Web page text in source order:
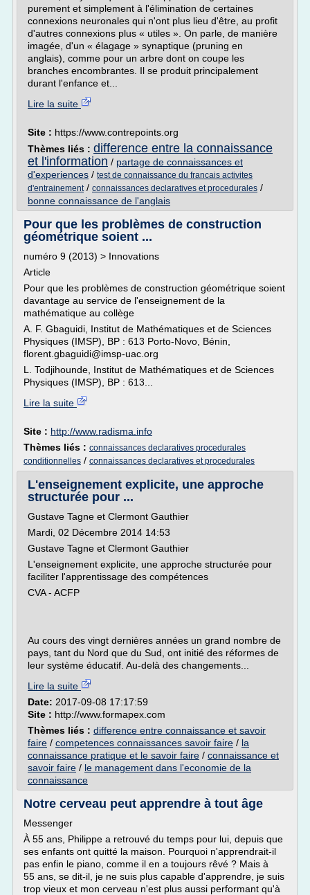
purement et simplement à l'élimination de certaines
connexions neuronales qui n'ont plus lieu d'être, au profit
d'autres connexions plus « utiles ». On parle, de manière
imagée, d'un « élagage » synaptique (pruning en
anglais), comme pour un arbre dont on coupe les
branches encombrantes. Il se produit principalement
durant l'enfance et...
Lire la suite
Site : https://www.contrepoints.org
Thèmes liés : difference entre la connaissance
et l'information / partage de connaissances et
d'experiences / test de connaissance du francais activites
d'entrainement/ connaissances declaratives et procedurales /
bonne connaissance de l'anglais
Pour que les problèmes de construction
géométrique soient ...
numéro 9 (2013) > Innovations
Article
Pour que les problèmes de construction géométrique soient
davantage au service de l'enseignement de la
mathématique au collège
A. F. Gbaguidi, Institut de Mathématiques et de Sciences
Physiques (IMSP), BP : 613 Porto-Novo, Bénin,
florent.gbaguidi@imsp-uac.org
L. Todjihounde, Institut de Mathématiques et de Sciences
Physiques (IMSP), BP : 613...
Lire la suite
Site : http://www.radisma.info
Thèmes liés : connaissances declaratives procedurales
conditionnelles / connaissances declaratives et procedurales
L'enseignement explicite, une approche
structurée pour ...
Gustave Tagne et Clermont Gauthier
Mardi, 02 Décembre 2014 14:53
Gustave Tagne et Clermont Gauthier
L'enseignement explicite, une approche structurée pour
faciliter l'apprentissage des compétences
CVA - ACFP
Au cours des vingt dernières années un grand nombre de
pays, tant du Nord que du Sud, ont initié des réformes de
leur système éducatif. Au-delà des changements...
Lire la suite
Date: 2017-09-08 17:17:59
Site : http://www.formapex.com
Thèmes liés : difference entre connaissance et savoir
faire / competences connaissances savoir faire / la
connaissance pratique et le savoir faire / connaissance et
savoir faire / le management dans l'economie de la
connaissance
Notre cerveau peut apprendre à tout âge
Messenger
À 55 ans, Philippe a retrouvé du temps pour lui, depuis que
ses enfants ont quitté la maison. Pourquoi n'apprendrait-il
pas enfin le piano, comme il en a toujours rêvé ? Mais à
55 ans, se dit-il, je ne suis plus capable d'apprendre, je suis
trop vieux et mon cerveau n'est plus aussi performant qu'à